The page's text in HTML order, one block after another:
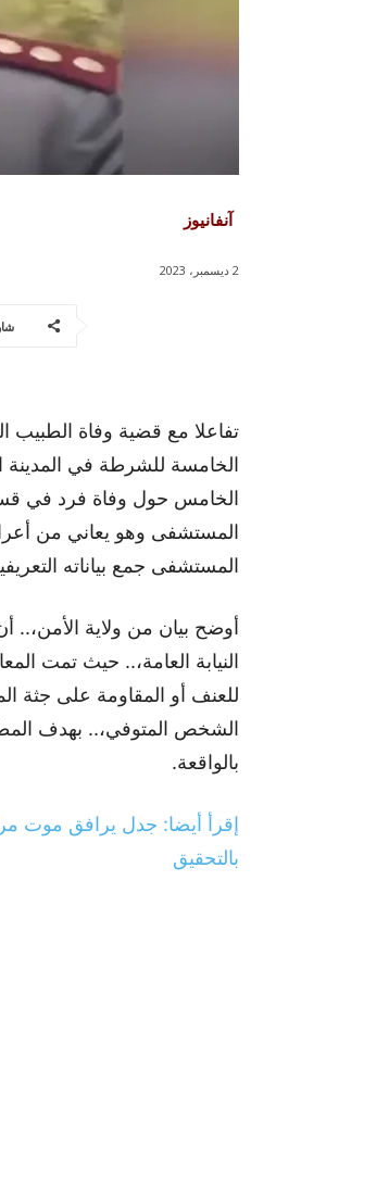
آنفانيوز
2 ديسمبر، 2023
تفاعلا مع قضية وفاة الطبيب
الخامس حول وفاة فرد في
المستشفى وهو يعاني من
المستشفى جمع بياناته
أوضح بيان من ولاية الأمن،..
النيابة العامة،.. حيث تمت
للعنف أو المقاومة على جثة
الشخص المتوفي،.. بهدف
بالواقعة.
إقرأ أيضا: جدل يرافق موت
بالتحقيق